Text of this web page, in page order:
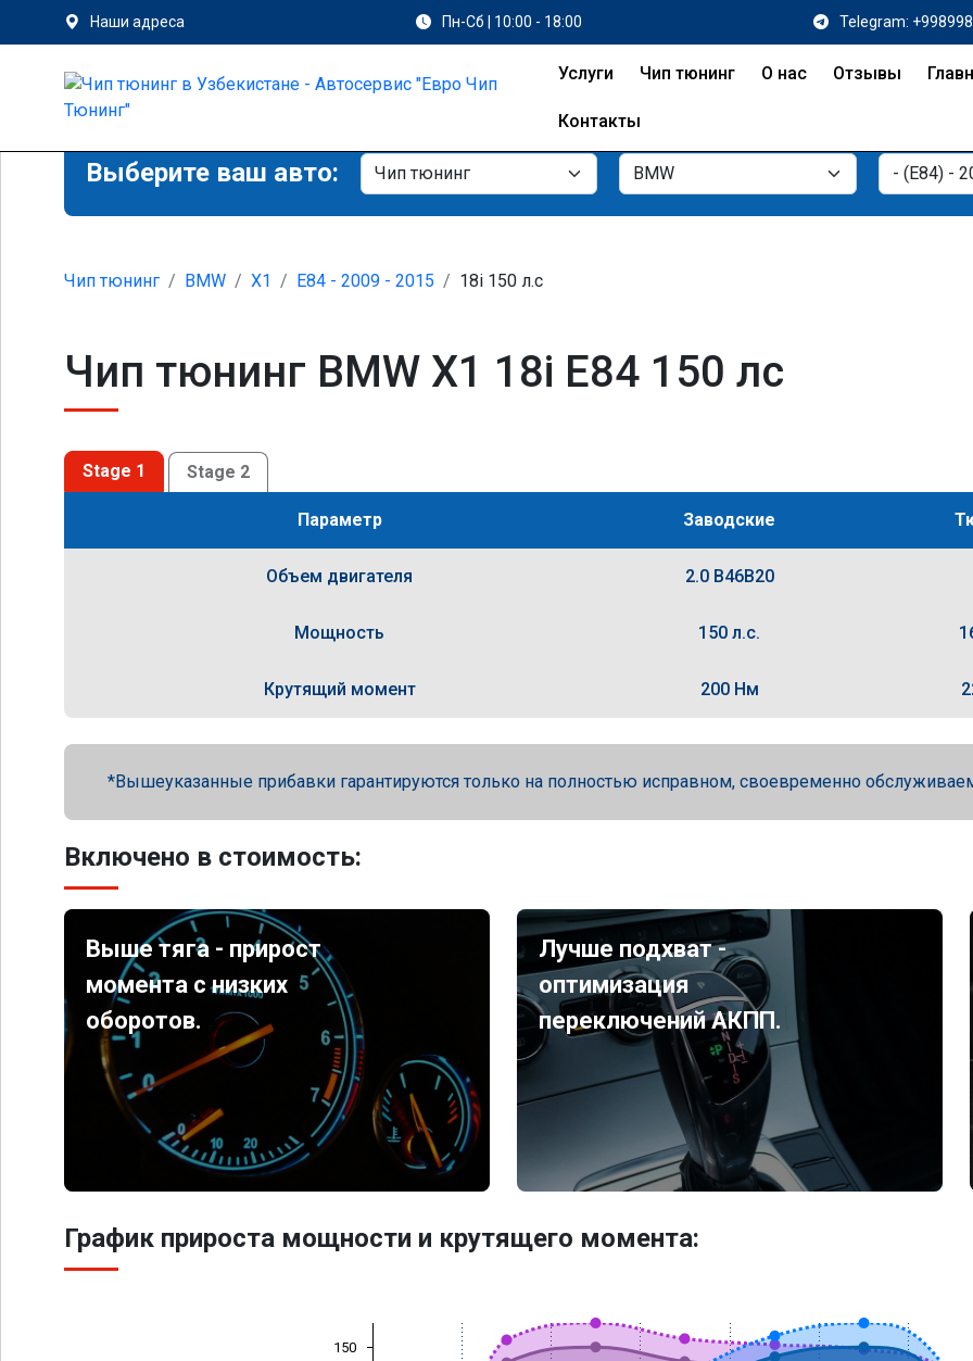
Наши адреса Пн-Сб | 10:00 - 18:00 Telegram:
Услуги Чип тюнинг О нас Отзывы
Контакты
Выберите ваш авто:
Чип тюнинг BMW X1 E84 - 2009 - 2015 18i 150 л.с
Чип тюнинг BMW X1 18i E84 150 лс
Stage 1 Stage 2
Параметр Заводские
Объем двигателя 2.0 B46B20
Мощность 150 л.с.
Крутящий момент 200 Нм
Вышеуказанные прибавки гарантируются только на полностью исправном, своевременно
Включено в стоимость:
Выше тяга - прирост
момента с низких
оборотов.
Лучше подхват -
оптимизация
переключений АКПП.
График прироста мощности и крутящего момента:
150